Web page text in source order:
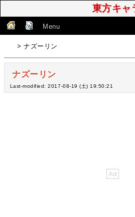
東方キャ
Menu
> ナズーリン
ナズーリン
Last-modified: 2017-08-19 (土) 19:50:21